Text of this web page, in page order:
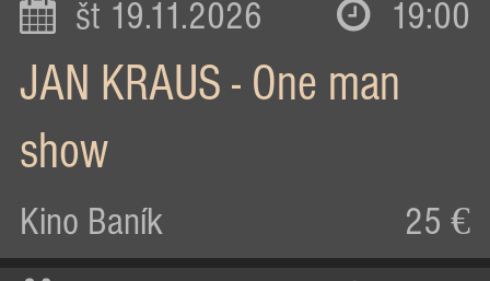
št 19.11.2026 19:00
JAN KRAUS - One man
show
Kino Baník 25 €